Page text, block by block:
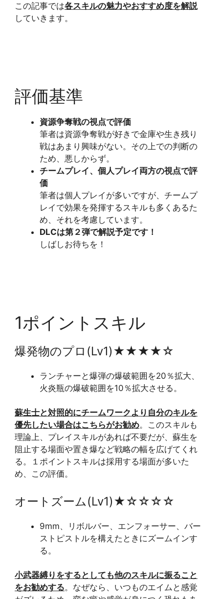
この記事では各スキルの魅力やおすすめ度を解説
していきます。
評価基準
資源争奪戦の視点で評価
筆者は資源争奪戦が好きで金庫や生き残り
戦はあまり興味がない。その上での判断の
ため、悪しからず。
チームプレイ、個人プレイ両方の視点で評
価
筆者は個人プレイが多いですが、チームプ
レイで効果を発揮するスキルも多くあるた
め、それを考慮しています。
DLCは第２弾で解説予定です！
しばしお待ちを！
1ポイントスキル
爆発物のプロ(Lv1)★★★★☆
ランチャーと爆弾の爆破範囲を20％拡大、
火炎瓶の爆破範囲を10％拡大させる。
蘇生士と対照的にチームワークより自分のキルを
優先したい場合はこちらがお勧め。このスキルも
理論上、プレイスキルがあれば不要だが、蘇生を
阻止する場面や置き爆など戦略の幅を広げてくれ
る。１ポイントスキルは採用する場面が多いた
め、この評価。
オートズーム(Lv1)★☆☆☆☆
9mm、リボルバー、エンフォーサー、バー
ストピストルを構えたときにズームインす
る。
小武器縛りをするとしても他のスキルに振ること
をお勧めする。なぜなら、いつものエイムと感覚